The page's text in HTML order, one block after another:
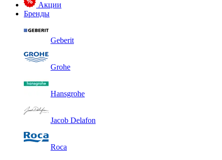
Акции
Бренды
Geberit
Grohe
Hansgrohe
Jacob Delafon
Roca